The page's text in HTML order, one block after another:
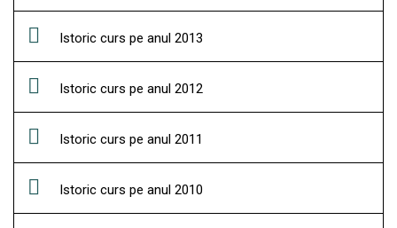
Istoric curs pe anul 2013
Istoric curs pe anul 2012
Istoric curs pe anul 2011
Istoric curs pe anul 2010